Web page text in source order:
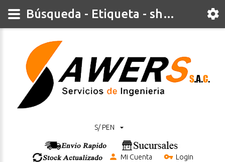
S/ PEN
Mi Cuenta Login
Búsqueda - Etiqueta - shield